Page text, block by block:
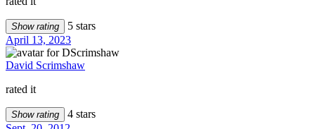
Show rating
5 stars
April 13, 2023
David Scrimshaw
rated it
Show rating
4 stars